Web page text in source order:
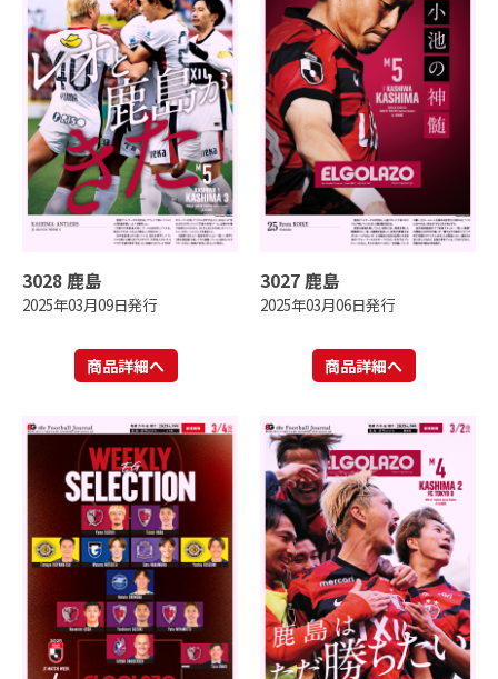
3028 鹿島
2025年03月09日発行
商品詳細へ
3027 鹿島
2025年03月06日発行
商品詳細へ